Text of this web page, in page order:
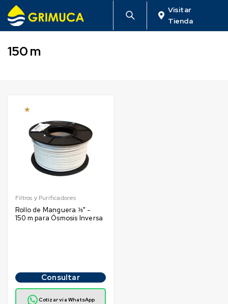
Visitar
Tienda
150 m
Filtros y Purificadores
Rollo de Manguera ⅜" -
150 m para Ósmosis Inversa
Consultar
Cotizar vía WhatsApp